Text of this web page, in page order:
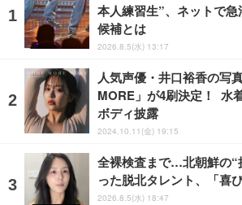
本人練習生”、ネットで
候補とは
2026.8.5(水) 13:17
人気声優・井口裕香の写
MORE」が4刷決定！ 水
ボディ披露
2024.10.11(金) 19:15
全裸検査まで…北朝鮮の“
った脱北タレント、「喜
2026.8.5(水) 18:47